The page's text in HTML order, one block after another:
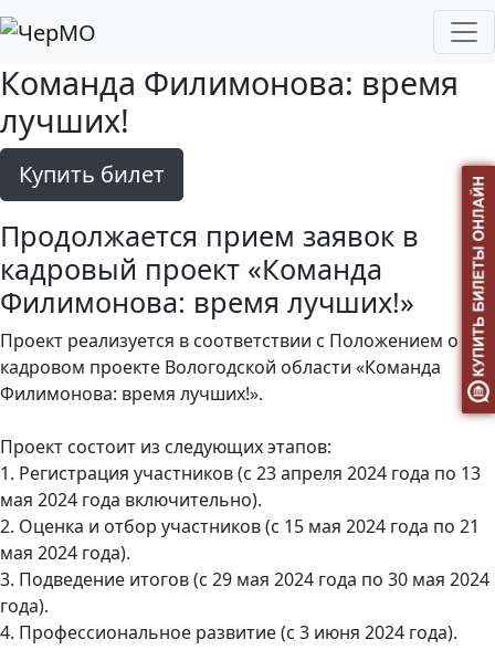
Команда Филимонова: время
лучших!
Купить билет
Продолжается прием заявок в
кадровый проект «Команда
Филимонова: время лучших!»
Проект реализуется в соответствии с Положением о
кадровом проекте Вологодской области «Команда
Филимонова: время лучших!».
Проект состоит из следующих этапов:
1. Регистрация участников (с 23 апреля 2024 года по 13
мая 2024 года включительно).
2. Оценка и отбор участников (с 15 мая 2024 года по 21
мая 2024 года).
3. Подведение итогов (с 29 мая 2024 года по 30 мая 2024
года).
4. Профессиональное развитие (с 3 июня 2024 года).